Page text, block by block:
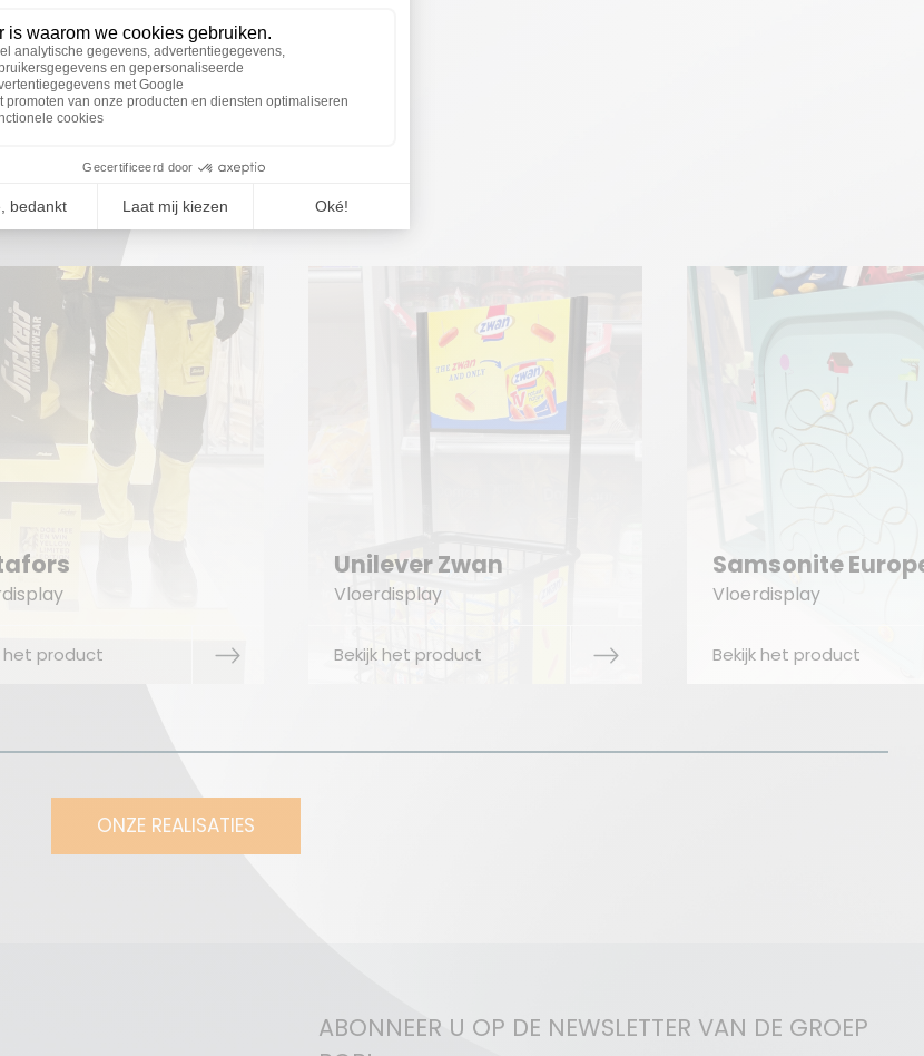
REALISATIES
Unilever Zwan
Vloerdisplay
Bekijk het product
Samsonite Europe
Vloerdisplay
Bekijk het product
Company
Vloerdisplay
Bekijk het product
ONZE REALISATIES
ABONNEER U OP DE NEWSLETTER VAN DE GROEP